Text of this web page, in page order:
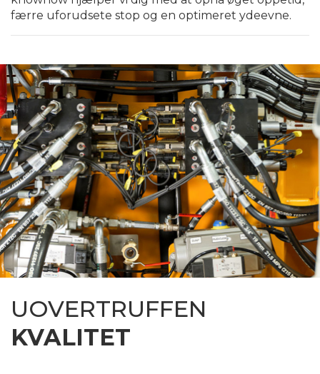
færre uforudsete stop og en optimeret ydeevne.
UOVERTRUFFEN
KVALITET